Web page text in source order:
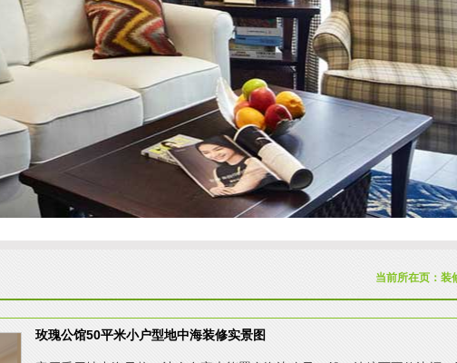
当前所在页：装
玫瑰公馆50平米小户型地中海装修实景图